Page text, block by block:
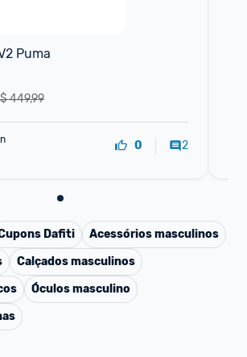
Puma
449,99
0 2
Dafiti
Acessórios masculinos
Calçados masculinos
Óculos masculino